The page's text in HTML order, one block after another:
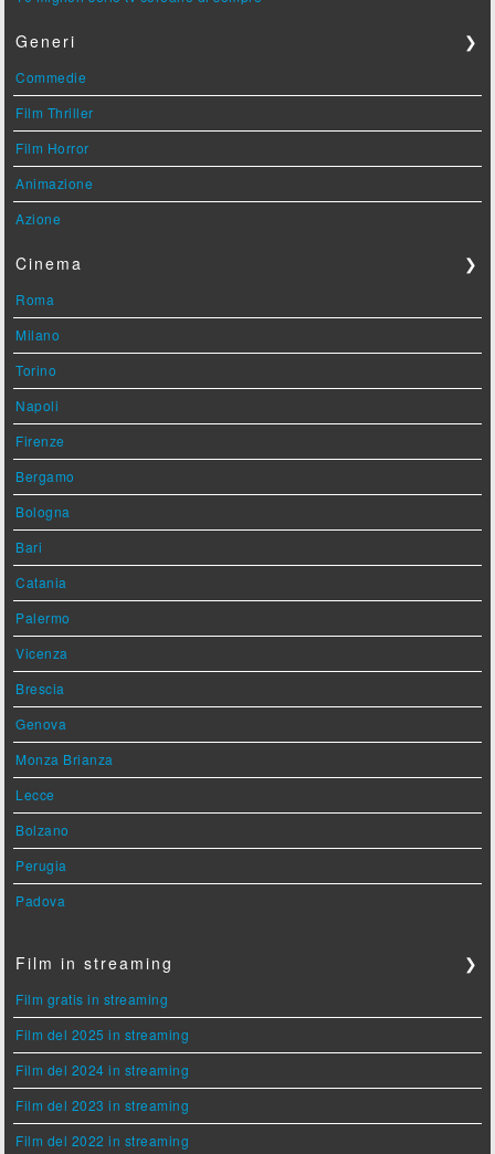
Generi ❯
Commedie
Film Thriller
Film Horror
Animazione
Azione
Cinema ❯
Roma
Milano
Torino
Napoli
Firenze
Bergamo
Bologna
Bari
Catania
Palermo
Vicenza
Brescia
Genova
Monza Brianza
Lecce
Bolzano
Perugia
Padova
Film in streaming ❯
Film gratis in streaming
Film del 2025 in streaming
Film del 2024 in streaming
Film del 2023 in streaming
Film del 2022 in streaming